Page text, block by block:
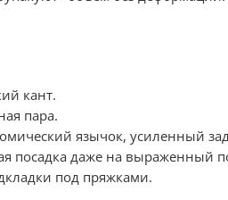
кант.
пара.
язычок, усиленный
посадка даже на выраженный
под пряжками.